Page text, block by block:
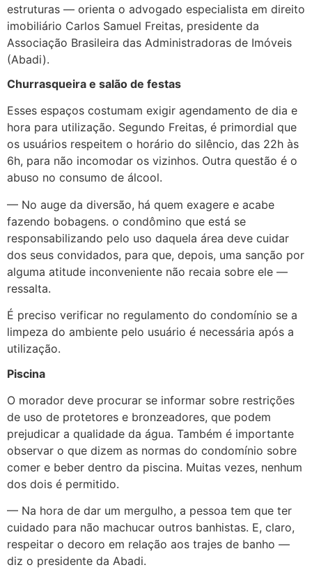
estruturas — orienta o advogado especialista em direito
imobiliário Carlos Samuel Freitas, presidente da
Associação Brasileira das Administradoras de Imóveis
(Abadi).
Churrasqueira e salão de festas
Esses espaços costumam exigir agendamento de dia e
hora para utilização. Segundo Freitas, é primordial que
os usuários respeitem o horário do silêncio, das 22h às
6h, para não incomodar os vizinhos. Outra questão é o
abuso no consumo de álcool.
— No auge da diversão, há quem exagere e acabe
fazendo bobagens. o condômino que está se
responsabilizando pelo uso daquela área deve cuidar
dos seus convidados, para que, depois, uma sanção por
alguma atitude inconveniente não recaia sobre ele —
ressalta.
É preciso verificar no regulamento do condomínio se a
limpeza do ambiente pelo usuário é necessária após a
utilização.
Piscina
O morador deve procurar se informar sobre restrições
de uso de protetores e bronzeadores, que podem
prejudicar a qualidade da água. Também é importante
observar o que dizem as normas do condomínio sobre
comer e beber dentro da piscina. Muitas vezes, nenhum
dos dois é permitido.
— Na hora de dar um mergulho, a pessoa tem que ter
cuidado para não machucar outros banhistas. E, claro,
respeitar o decoro em relação aos trajes de banho —
diz o presidente da Abadi.